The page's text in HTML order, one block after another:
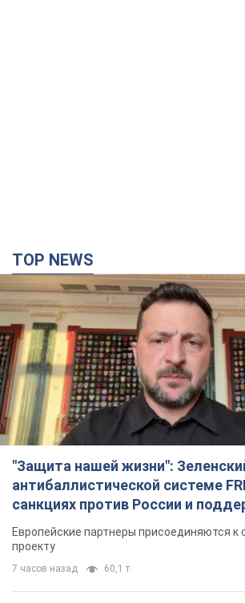
TOP NEWS
"Защита нашей жизни":
антибаллистической системе
санкциях против России и
Видео
Европейские партнеры присоединяются к
проекту
7 часов назад 60,1 т.